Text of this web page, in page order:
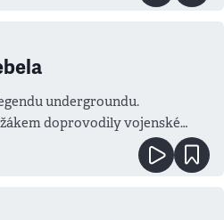
undergroundu.
doprovodily vojenské